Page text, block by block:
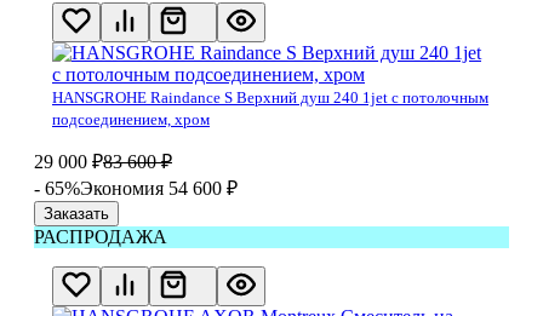
HANSGROHE Raindance S Верхний душ 240 1jet с потолочным
подсоединением, хром
29 000 ₽83 600 ₽
- 65%Экономия 54 600 ₽
Заказать
РАСПРОДАЖА